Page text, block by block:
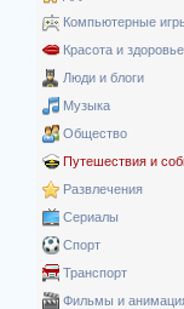
Компьютерные
Красота и здоровье
Люди и блоги
Музыка
Общество
Путешествия и
Развлечения
Сериалы
Спорт
Транспорт
Фильмы и